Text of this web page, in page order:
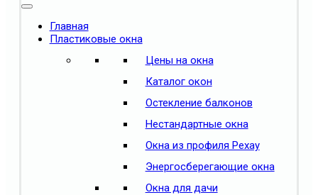
Главная
Пластиковые окна
Цены на окна
Каталог окон
Остекление балконов
Нестандартные окна
Окна из профиля Рехау
Энергосберегающие окна
Окна для дачи